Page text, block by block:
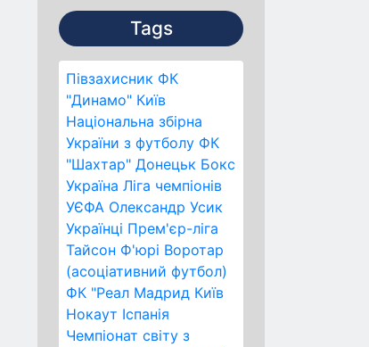
Tags
Півзахисник ФК
"Динамо" Київ
Національна збірна
України з футболу ФК
"Шахтар" Донецьк Бокс
Україна Ліга чемпіонів
УЄФА Олександр Усик
Українці Прем'єр-ліга
Тайсон Ф'юрі Воротар
(асоціативний футбол)
ФК "Реал Мадрид Київ
Нокаут Іспанія
Чемпіонат світу з